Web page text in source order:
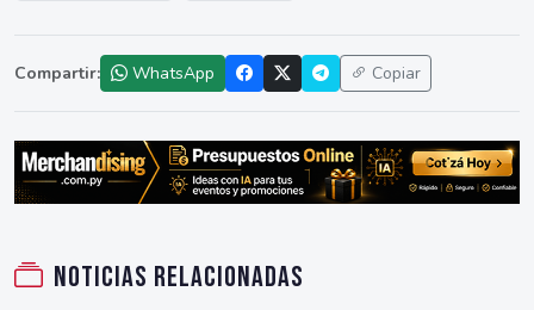
Compartir: WhatsApp Copiar
Noticias relacionadas